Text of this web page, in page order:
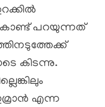
പറയുന്നത്
കിടന്നു.
എന്ന